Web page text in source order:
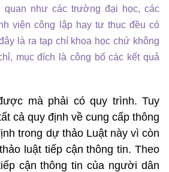
quan như các trường đại học, các
viện công lập hay tư thục đều có
là ra tạp chí khoa học chứ không
mục đích là công bố các kết quả
mà phải có quy trình. Tuy
cả quy định về cung cấp thông
trong dự thảo Luật này vì còn
luật tiếp cận thông tin. Theo
cận thông tin của người dân